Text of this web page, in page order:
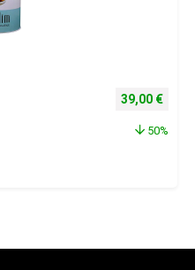
Izvorna
39,00 €
50%